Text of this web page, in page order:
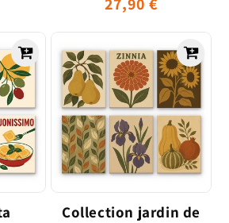
habituel
Collection jardin de